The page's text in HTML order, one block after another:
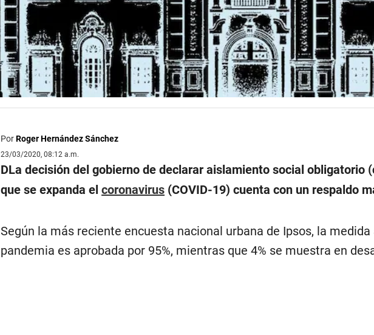
PorRoger Hernández Sánchez
23/03/2020, 08:12 a.m.
DLa decisión del gobierno de declarar aislamiento social obligatorio
que se expanda elcoronavirus (COVID-19) cuenta con un respaldo
Según la más reciente encuesta nacional urbana de Ipsos, la
pandemia es aprobada por 95%, mientras que 4% se muestra en